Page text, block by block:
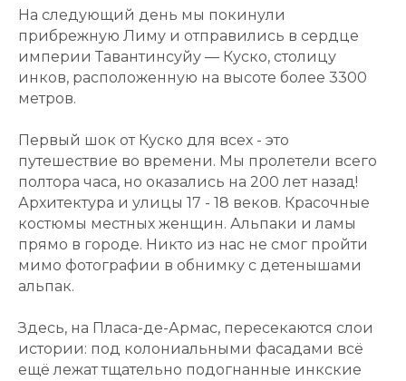
На следующий день мы покинули
прибрежную Лиму и отправились в сердце
империи Тавантинсуйу — Куско, столицу
инков, расположенную на высоте более 3300
метров.
Первый шок от Куско для всех - это
путешествие во времени. Мы пролетели всего
полтора часа, но оказались на 200 лет назад!
Архитектура и улицы 17 - 18 веков. Красочные
костюмы местных женщин. Альпаки и ламы
прямо в городе. Никто из нас не смог пройти
мимо фотографии в обнимку с детенышами
альпак.
Здесь, на Пласа-де-Армас, пересекаются слои
истории: под колониальными фасадами всё
ещё лежат тщательно подогнанные инкские